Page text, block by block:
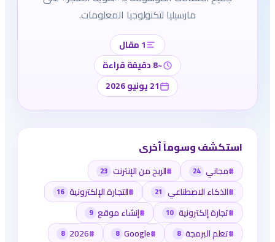
مارسيليا لتكنولوجيا المعلومات.
1 مقال
~8 دقيقة قراءة
21 يونيو 2026
استكشف وسوماً أخرى
#مجاني 24
#الربح من الإنترنت 23
#الذكاء الاصطناعي 21
#التجارة الإلكترونية 16
#تجارة إلكترونية 10
#إنشاء موقع 9
#تعلم البرمجة 8
#
Google
8
#
2026
8